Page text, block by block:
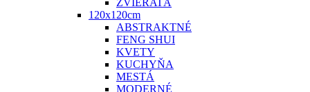
ZVIERATÁ
120x120cm
ABSTRAKTNÉ
FENG SHUI
KVETY
KUCHYŇA
MESTÁ
MODERNÉ